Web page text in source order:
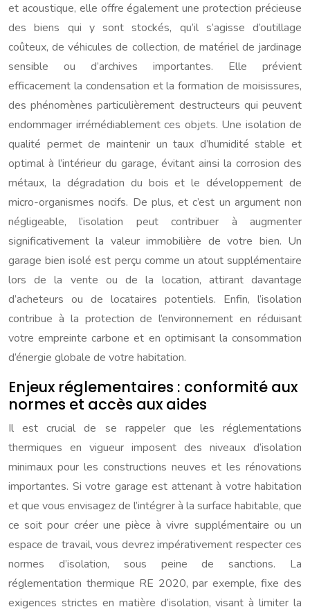
et acoustique, elle offre également une protection précieuse
des biens qui y sont stockés, qu’il s’agisse d’outillage
coûteux, de véhicules de collection, de matériel de jardinage
sensible ou d’archives importantes. Elle prévient
efficacement la condensation et la formation de moisissures,
des phénomènes particulièrement destructeurs qui peuvent
endommager irrémédiablement ces objets. Une isolation de
qualité permet de maintenir un taux d’humidité stable et
optimal à l’intérieur du garage, évitant ainsi la corrosion des
métaux, la dégradation du bois et le développement de
micro-organismes nocifs. De plus, et c’est un argument non
négligeable, l’isolation peut contribuer à augmenter
significativement la valeur immobilière de votre bien. Un
garage bien isolé est perçu comme un atout supplémentaire
lors de la vente ou de la location, attirant davantage
d’acheteurs ou de locataires potentiels. Enfin, l’isolation
contribue à la protection de l’environnement en réduisant
votre empreinte carbone et en optimisant la consommation
d’énergie globale de votre habitation.
Enjeux réglementaires : conformité aux
normes et accès aux aides
Il est crucial de se rappeler que les réglementations
thermiques en vigueur imposent des niveaux d’isolation
minimaux pour les constructions neuves et les rénovations
importantes. Si votre garage est attenant à votre habitation
et que vous envisagez de l’intégrer à la surface habitable, que
ce soit pour créer une pièce à vivre supplémentaire ou un
espace de travail, vous devrez impérativement respecter ces
normes d’isolation, sous peine de sanctions. La
réglementation thermique RE 2020, par exemple, fixe des
exigences strictes en matière d’isolation, visant à limiter la